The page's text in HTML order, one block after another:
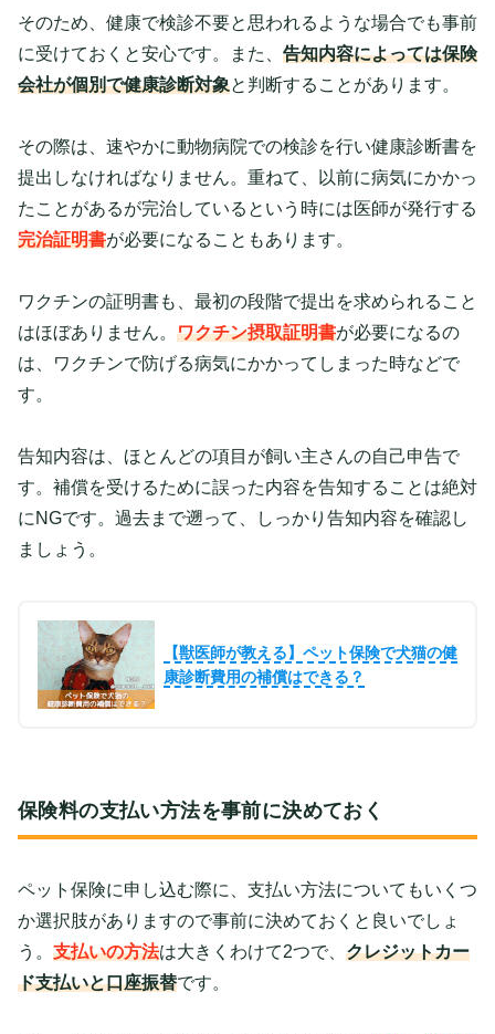
そのため、健康で検診不要と思われるような場合でも事前
に受けておくと安心です。また、 告知内容によっては保険
会社が個別で健康診断対象と判断することがあります。
その際は、速やかに動物病院での検診を行い健康診断書を
提出しなければなりません。重ねて、以前に病気にかかっ
たことがあるが完治しているという時には医師が発行する
完治証明書が必要になることもあります。
ワクチンの証明書も、最初の段階で提出を求められること
はほぼありません。 ワクチン摂取証明書が必要になるの
は、ワクチンで防げる病気にかかってしまった時などで
す。
告知内容は、ほとんどの項目が飼い主さんの自己申告で
す。補償を受けるために誤った内容を告知することは絶対
にNGです。過去まで遡って、しっかり告知内容を確認し
ましょう。
【獣医師が教える】ペット保険で犬猫の健
康診断費用の補償はできる？
保険料の支払い方法を事前に決めておく
ペット保険に申し込む際に、支払い方法についてもいくつ
か選択肢がありますので事前に決めておくと良いでしょ
う。 支払いの方法は大きくわけて2つで、 クレジットカー
ド支払いと口座振替です。